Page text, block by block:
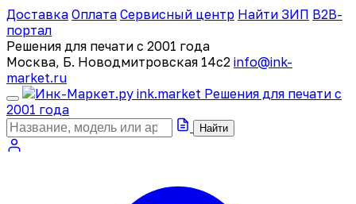
Доставка Оплата Сервисный центр Найти ЗИП B2B-
портал
Решения для печати с 2001 года
Москва, Б. Новодмитровская 14с2 info@ink-
market.ru
ink.market Решения для печати с
2001 года
Найти